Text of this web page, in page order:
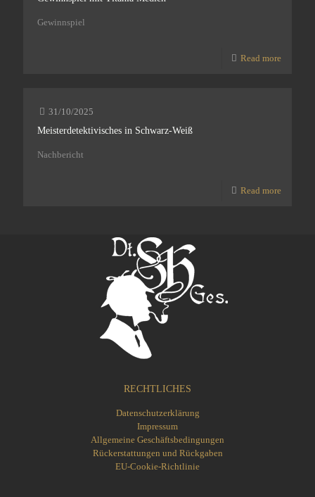
Gewinnspiel
Read more
31/10/2025
Meisterdetektivisches in Schwarz-Weiß
Nachbericht
Read more
RECHTLICHES
Datenschutzerklärung
Impressum
Allgemeine Geschäftsbedingungen
Rückerstattungen und Rückgaben
EU-Cookie-Richtlinie